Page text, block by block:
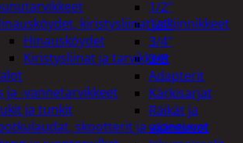
1/2"
1/4"
3/4"
3/8
Adapterit
Kärkisarjat
Räikät ja
vääntimet
kiristysliinat ja kiinnikkeet
Hinausköydet
Kiristysliinat ja tarvikkeet
ja -vannetarvikkeet
ja tunkit
skootterit ja ajoneuvot